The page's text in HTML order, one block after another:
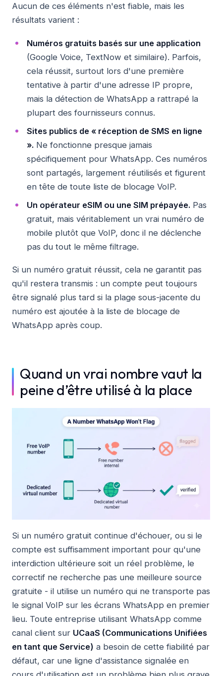
Aucun de ces éléments n'est fiable, mais les
résultats varient :
Numéros gratuits basés sur une application
(Google Voice, TextNow et similaire). Parfois,
cela réussit, surtout lors d'une première
tentative à partir d'une adresse IP propre,
mais la détection de WhatsApp a rattrapé la
plupart des fournisseurs connus.
Sites publics de « réception de SMS en ligne
». Ne fonctionne presque jamais
spécifiquement pour WhatsApp. Ces numéros
sont partagés, largement réutilisés et figurent
en tête de toute liste de blocage VoIP.
Un opérateur eSIM ou une SIM prépayée. Pas
gratuit, mais véritablement un vrai numéro de
mobile plutôt que VoIP, donc il ne déclenche
pas du tout le même filtrage.
Si un numéro gratuit réussit, cela ne garantit pas
qu'il restera transmis : un compte peut toujours
être signalé plus tard si la plage sous-jacente du
numéro est ajoutée à la liste de blocage de
WhatsApp après coup.
Quand un vrai nombre vaut la
peine d’être utilisé à la place
Si un numéro gratuit continue d'échouer, ou si le
compte est suffisamment important pour qu'une
interdiction ultérieure soit un réel problème, le
correctif ne recherche pas une meilleure source
gratuite - il utilise un numéro qui ne transporte pas
le signal VoIP sur les écrans WhatsApp en premier
lieu. Toute entreprise utilisant WhatsApp comme
canal client sur UCaaS (Communications Unifiées
en tant que Service) a besoin de cette fiabilité par
défaut, car une ligne d'assistance signalée en